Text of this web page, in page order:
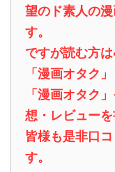
望のド素人の
す。
ですが読む方
「漫画オタク
「漫画オタク
想・レビューを
皆様も是非口
す。